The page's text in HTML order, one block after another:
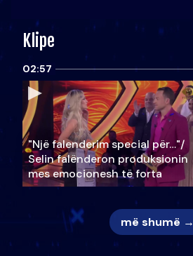
Klipe
02:57
"Një falenderim special për…"/
Selin falënderon produksionin
mes emocionesh të forta
më shumë →